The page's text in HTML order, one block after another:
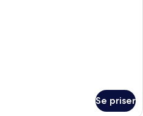
Se priser